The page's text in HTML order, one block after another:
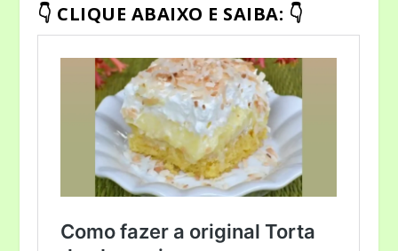
👇 CLIQUE ABAIXO E SAIBA: 👇